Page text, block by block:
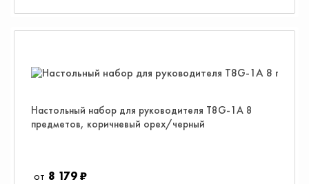
Настольный набор для руководителя T8G-1A 8
предметов, коричневый орех/черный
8 179 ₽